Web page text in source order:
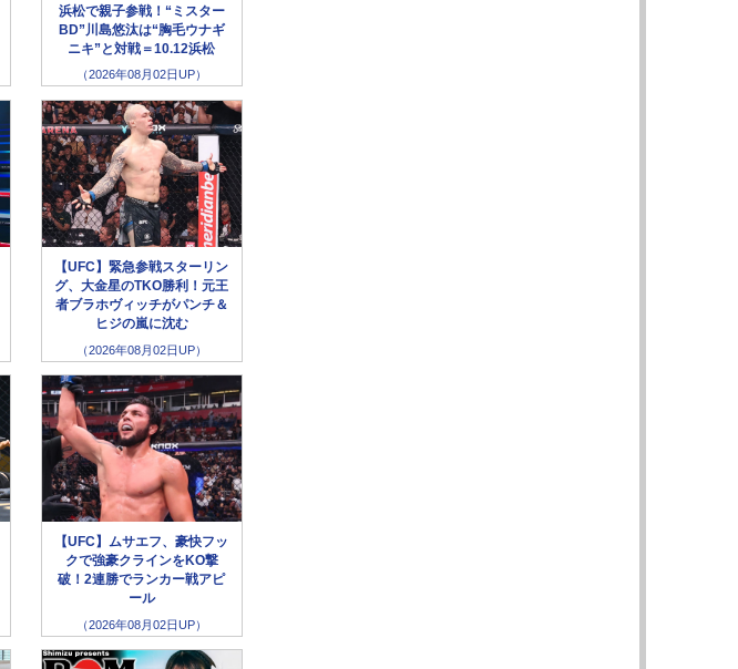
浜松で親子参戦！“ミスター
BD”川島悠汰は“胸毛ウナギ
ニキ”と対戦＝10.12浜松
（2026年08月02日UP）
【UFC】緊急参戦スターリン
グ、大金星のTKO勝利！元王
者ブラホヴィッチがパンチ＆
ヒジの嵐に沈む
（2026年08月02日UP）
【UFC】ムサエフ、豪快フッ
クで強豪クラインをKO撃
破！2連勝でランカー戦アピ
ール
（2026年08月02日UP）